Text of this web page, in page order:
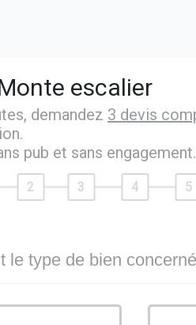
escalier
demandez 3 devis
pub et sans engagement.
2 3 4 5
le type de bien